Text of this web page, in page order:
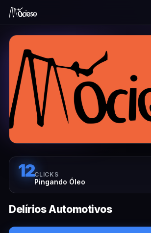
12CLICKS
Pingando Óleo
Delírios Automotivos